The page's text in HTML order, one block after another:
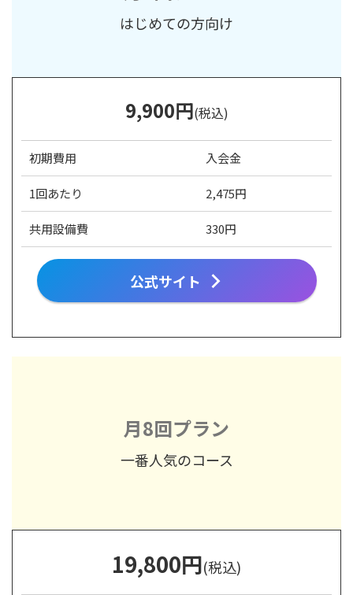
はじめての方向け
9,900円(税込)
初期費用 入会金
1回あたり 2,475円
共用設備費 330円
公式サイト
月8回プラン
一番人気のコース
19,800円(税込)